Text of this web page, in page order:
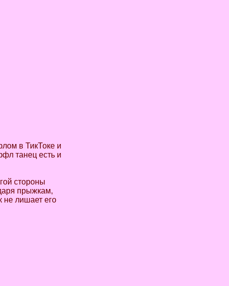
в ТикТоке и
танец есть и
стороны
прыжкам,
не лишает его